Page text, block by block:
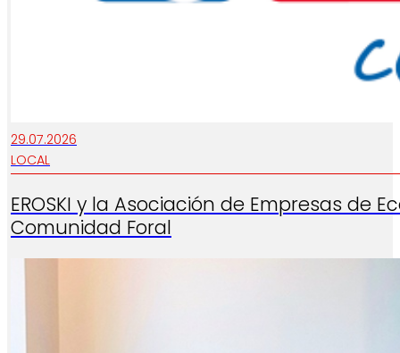
29.07.2026
LOCAL
EROSKI y la Asociación de Empresas
Comunidad Foral